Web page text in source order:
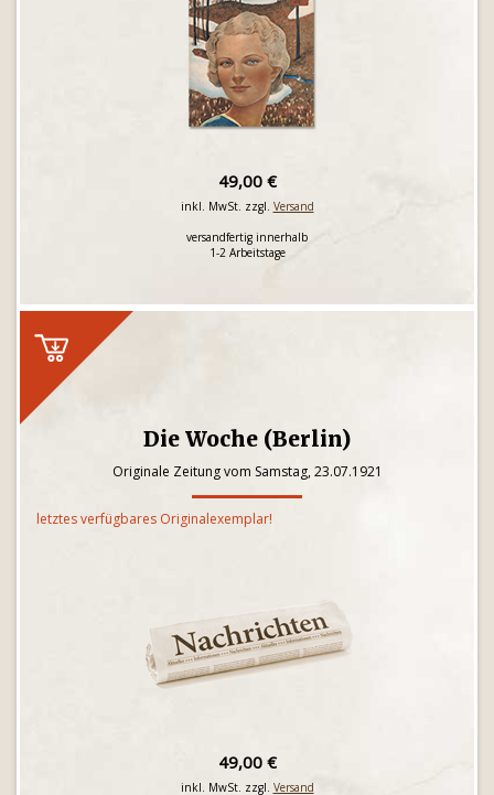
49,00 €
inkl. MwSt. zzgl. Versand
versandfertig innerhalb
1-2 Arbeitstage
Die Woche (Berlin)
Originale Zeitung vom Samstag, 23.07.1921
letztes verfügbares Originalexemplar!
49,00 €
inkl. MwSt. zzgl. Versand